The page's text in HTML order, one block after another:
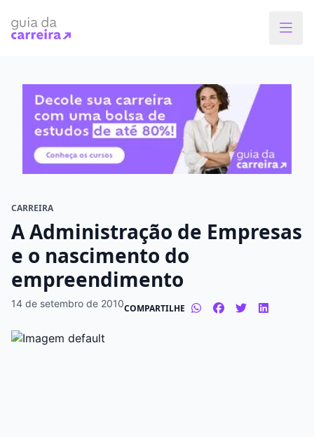
CARREIRA
A Administração de Empresas
e o nascimento do
empreendimento
14 de setembro de 2010COMPARTILHE
Faça o curso dos sonhos
O que você quer estudar?
Modalidade preferida
Presencial
Tipo de formação
Graduação